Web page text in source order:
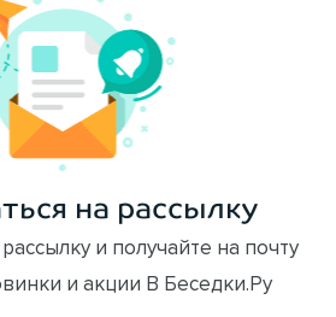
на рассылку
и получайте на почту
и акции В Беседки.Ру